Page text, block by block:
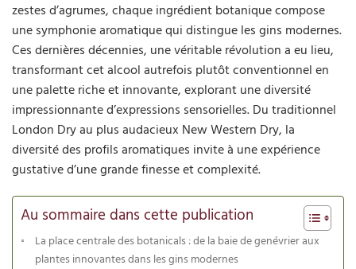
zestes d’agrumes, chaque ingrédient botanique compose
une symphonie aromatique qui distingue les gins modernes.
Ces dernières décennies, une véritable révolution a eu lieu,
transformant cet alcool autrefois plutôt conventionnel en
une palette riche et innovante, explorant une diversité
impressionnante d’expressions sensorielles. Du traditionnel
London Dry au plus audacieux New Western Dry, la
diversité des profils aromatiques invite à une expérience
gustative d’une grande finesse et complexité.
Au sommaire dans cette publication
La place centrale des botanicals : de la baie de genévrier aux
plantes innovantes dans les gins modernes